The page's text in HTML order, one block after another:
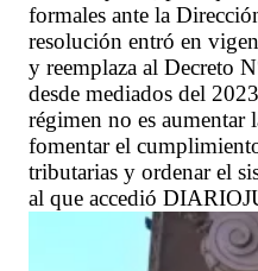
formales ante la
resolución entró en
y reemplaza al Decreto
desde mediados del
régimen no es aumentar
fomentar el
tributarias y ordenar el
al que accedió